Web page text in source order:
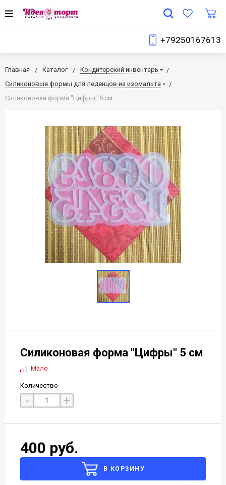
+79250167613
Главная Каталог
Кондитерский инвентарь
Силиконовые формы для леденцов из изомальта
Силиконовая форма "Цифры" 5 см
Силиконовая форма "Цифры" 5 см
Мало
Количество
- +
400 руб.
В КОРЗИНУ